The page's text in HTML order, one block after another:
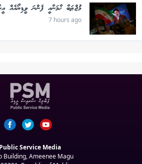
މުުޖްޠަބާ ޚާމަނާއީ ފެންނަ ވީޑިޔޯއެއް
7 hours ago
Public Service Media
Building, Ameenee Magu